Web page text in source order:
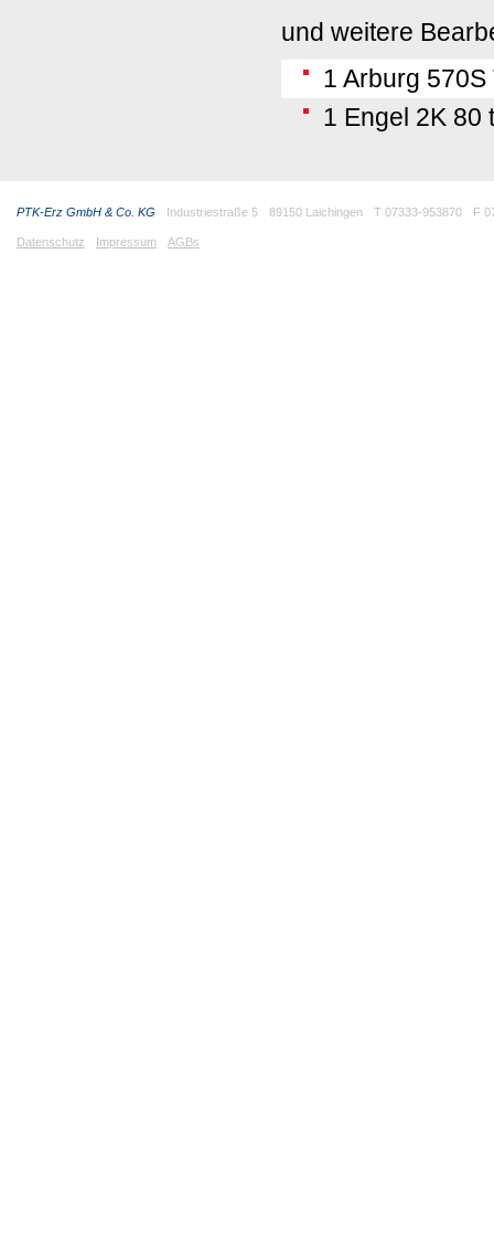
und weitere
1 Arburg
1 Engel 2K 80
PTK-Erz GmbH & Co. KG Industriestraße 5 89150 Laichingen T 07333-953870 F
Datenschutz Impressum AGBs